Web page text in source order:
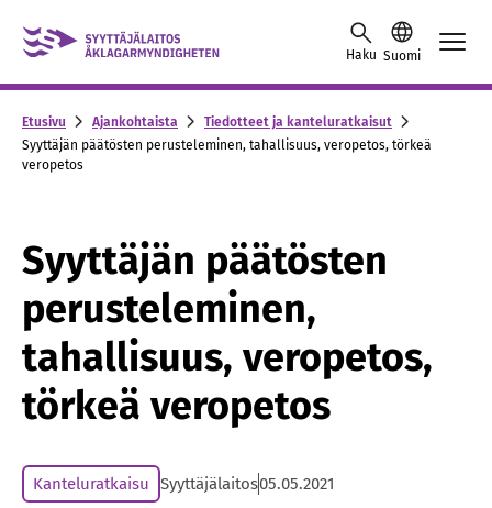
Skip to content -saavutettavuusohje
Haku Suomi
Etusivu Ajankohtaista
Tiedotteet ja kanteluratkaisut
Syyttäjän päätösten perusteleminen, tahallisuus, veropetos, törkeä
veropetos
Syyttäjän päätösten
perusteleminen,
tahallisuus, veropetos,
törkeä veropetos
Kanteluratkaisu Syyttäjälaitos05.05.2021